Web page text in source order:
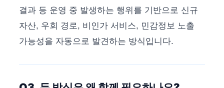
결과 등 운영 중 발생하는 행위를 기반으로 신규
자산, 우회 경로, 비인가 서비스, 민감정보 노출
가능성을 자동으로 발견하는 방식입니다.